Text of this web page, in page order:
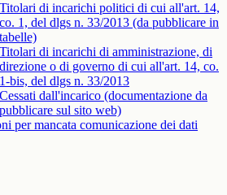
Titolari di incarichi politici di cui all'art. 14,
co. 1, del dlgs n. 33/2013 (da pubblicare in
tabelle)
Titolari di incarichi di amministrazione, di
direzione o di governo di cui all'art. 14, co.
1-bis, del dlgs n. 33/2013
Cessati dall'incarico (documentazione da
pubblicare sul sito web)
per mancata comunicazione dei dati